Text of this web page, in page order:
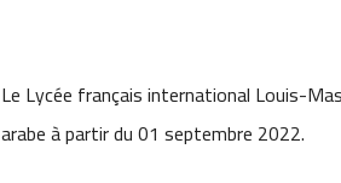
Le Lycée français international Louis-
arabe à partir du 01 septembre 2022.